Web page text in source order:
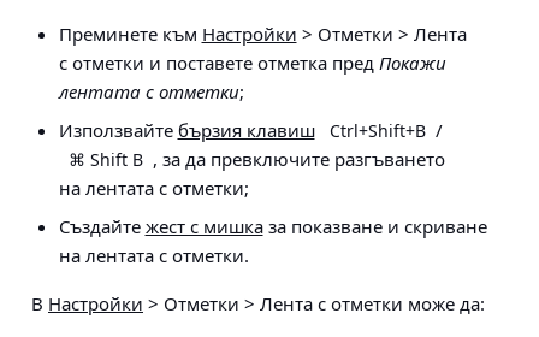
Преминете към Настройки > Отметки > Лента
с отметки и поставете отметка пред Покажи
лентата с отметки;
Използвайте бързия клавиш Ctrl+Shift+B /
⌘ Shift B , за да превключите разгъването
на лентата с отметки;
Създайте жест с мишказа показване и скриване
на лентата с отметки.
В Настройки > Отметки > Лента с отметки може да: